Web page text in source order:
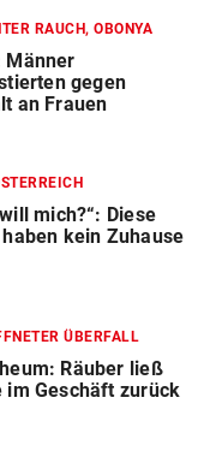
RAUCH, OBONYA
Männer
gegen
an Frauen
mich?“: Diese
kein Zuhause
ÜBERFALL
Räuber ließ
im Geschäft zurück